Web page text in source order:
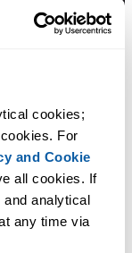
cookies;
For
and Cookie
all cookies. If
analytical
any time via